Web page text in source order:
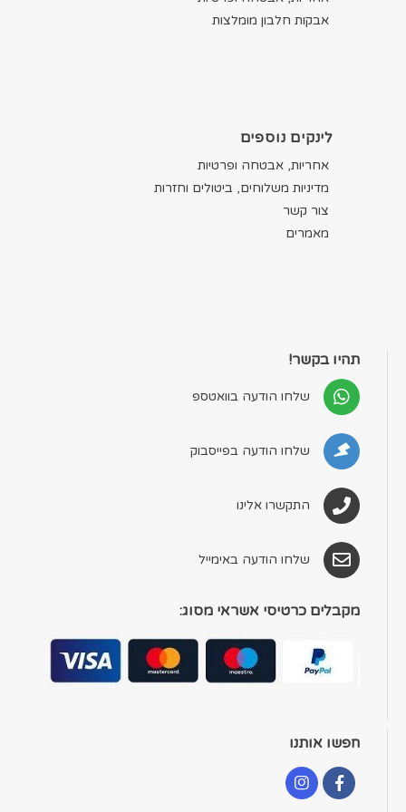
אבקות חלבון מומלצות
לינקים נוספים
אחריות, אבטחה ופרטיות
מדיניות משלוחים, ביטולים וחזרות
צור קשר
מאמרים
תהיו בקשר!
שלחו הודעה בוואטספ
שלחו הודעה בפייסבוק
התקשרו אלינו
שלחו הודעה באימייל
מקבלים כרטיסי אשראי מסוג:
חפשו אותנו